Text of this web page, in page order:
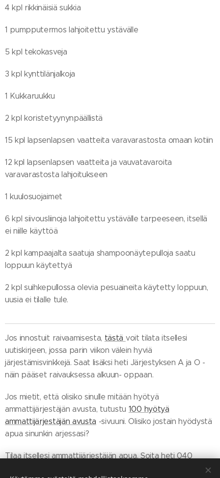
4 kpl rikkinäisiä sukkia
1 pumpputermos lahjoitettu ystävälle
5 kpl tekokasveja
3 kpl kynttilänjalkoja
1 Kukkaruukku
2 kpl koristetyynynpäällistä
15 kpl lapsenlapsen vaatteita varavarastosta omaan kotiin
12 kpl lapsenlapsen vaatteita ja vauvatavaroita
varavarastosta lahjoitukseen
1 kuulosuojaimet
6 kpl siivousliinoja lahjoitettu ystävälle tarpeeseen, itsellä
ei niille käyttöä
2 kpl kampaajalta saatuja shampoonäytepulloja saatu
loppuun käytettyä
2 kpl suihkepullossa olevia pesuaineita käytetty loppuun,
uusia ei tilalle tule.
Jos innostuit raivaamisesta, tästä voit tilata itsellesi
uutiskirjeen, jossa parin viikon välein hyviä
järjestämisvinkkejä. Saat lisäksi heti Järjestyksen A ja O -
näin pääset raivauksessa alkuun- oppaan.
Jos mietit, että olisiko sinulle mitään hyötyä
ammattijärjestäjän avusta, tutustu 100 hyötyä
ammattijärjestäjän avusta -sivuuni. Olisiko jostain hyödystä
apua sinunkin arjessasi?
Tilaa itsellesi ammattijärjestäjän apua. Soita heti 040